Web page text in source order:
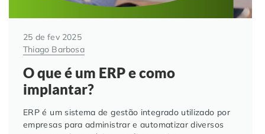
25 de fev 2025
Thiago Barbosa
O que é um ERP e como
implantar?
ERP é um sistema de gestão integrado utilizado por
empresas para administrar e automatizar diversos